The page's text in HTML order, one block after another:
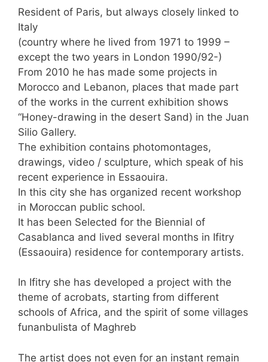
Resident of Paris, but always closely linked to
Italy
(country where he lived from 1971 to 1999 –
except the two years in London 1990/92-)
From 2010 he has made some projects in
Morocco and Lebanon, places that made part
of the works in the current exhibition shows
“Honey-drawing in the desert Sand) in the Juan
Silio Gallery.
The exhibition contains photomontages,
drawings, video / sculpture, which speak of his
recent experience in Essaouira.
In this city she has organized recent workshop
in Moroccan public school.
It has been Selected for the Biennial of
Casablanca and lived several months in Ifitry
(Essaouira) residence for contemporary artists.
In Ifitry she has developed a project with the
theme of acrobats, starting from different
schools of Africa, and the spirit of some villages
funanbulista of Maghreb
The artist does not even for an instant remain